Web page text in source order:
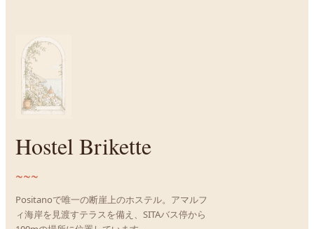
Hostel Brikette
~~~
Positanoで唯一の断崖上のホステル。アマルフ
ィ海岸を見渡すテラスを備え、SITAバス停から